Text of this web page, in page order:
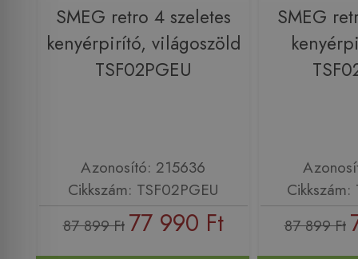
SMEG retro 4 szeletes
kenyérpirító, világoszöld
TSF02PGEU
Azonosító: 215636
Cikkszám: TSF02PGEU
87 899 Ft 77 990 Ft
SMEG
87 899 Ft